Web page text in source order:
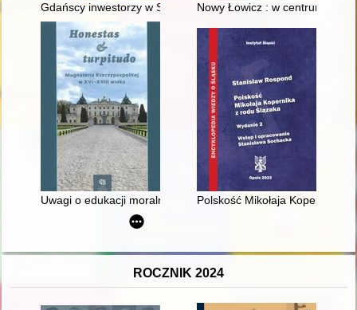
Gdańscy inwestorzy w Sopocie : prestiż finansowy i
Nowy Łowicz : w centrum
Uwagi o edukacji moralnej synów szlacheckich w XVI-
Polskość Mikołaja Kopernika z
ROCZNIK 2024